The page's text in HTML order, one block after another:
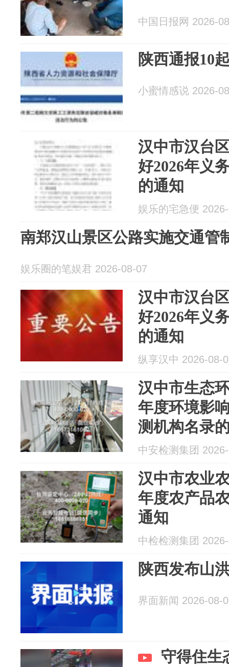
中国日报网 2026-
陕西通报10
小蜜情感说 2026-
汉中市汉台
好2026年义
的通知
娱乐的宅急便
南郑汉山景区公路实施交通管
娱乐圈的笔娱君 2026-08-07
汉中市汉台
好2026年义
的通知
纵享汉中 2026-08-
汉中市生态
年度环境影
测机构名录
中安检测集团
汉中市农业
年度农产品
通知
中检检测集团
陕西发布山
界面新闻 2026-08-
守得住生